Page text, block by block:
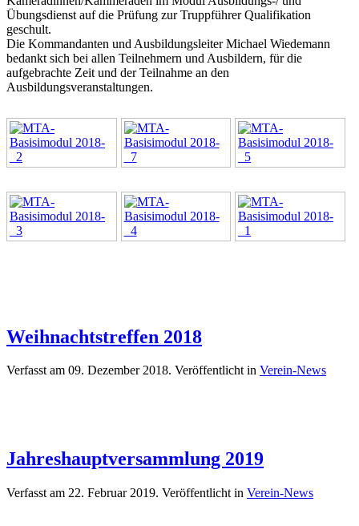
Übungsdienst auf die Prüfung zur Truppführer Qualifikation
geschult.
Die Kommandanten und Ausbildungsleiter Michael Wiedemann
bedankt sich bei allen Teilnehmern und Ausbildern, für die
aufgebrachte Zeit und der Teilnahme an den
Ausbildungsveranstaltungen.
Weihnachtstreffen 2018
Verfasst am 09. Dezember 2018. Veröffentlicht in Verein-News
Jahreshauptversammlung 2019
Verfasst am 22. Februar 2019. Veröffentlicht in Verein-News